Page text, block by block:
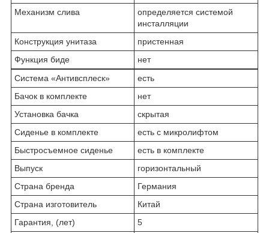
Механизм слива
определяется системой
инсталляции
Конструкция унитаза
пристенная
Функция биде
нет
Система «Антивсплеск»
есть
Бачок в комплекте
нет
Установка бачка
скрытая
Сиденье в комплекте
есть с микролифтом
Быстросъемное сиденье
есть в комплекте
Выпуск
горизонтальный
Страна бренда
Германия
Страна изготовитель
Китай
Гарантия, (лет)
5